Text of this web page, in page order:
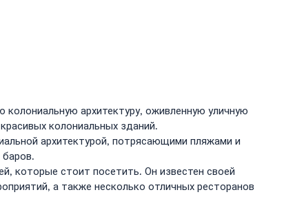
архитектуру, оживленную уличную
колониальных зданий.
архитектурой, потрясающими пляжами и
которые стоит посетить. Он известен своей
а также несколько отличных ресторанов